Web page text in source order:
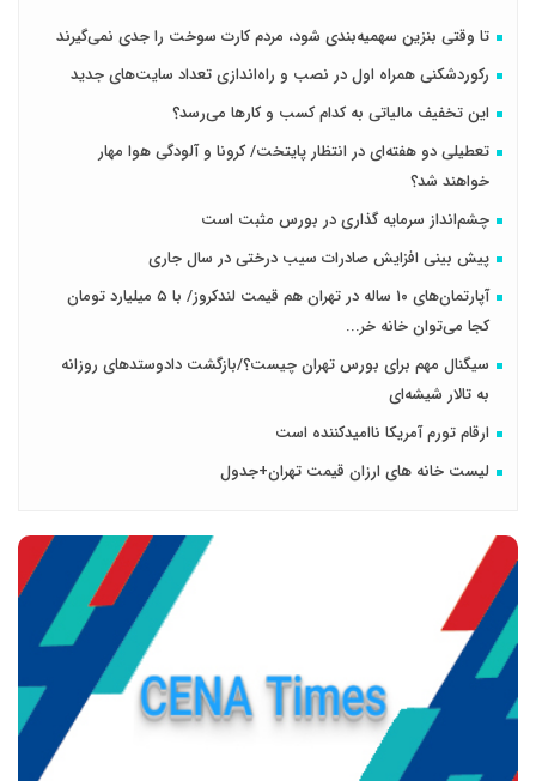
تا وقتی بنزین سهمیه‌بندی شود، مردم کارت سوخت را جدی نمی‌گیرند
رکوردشکنی همراه اول در نصب و راه‌اندازی تعداد سایت‌های جدید
این تخفیف مالیاتی به کدام کسب و کارها می‌رسد؟
تعطیلی دو هفته‌ای در انتظار پایتخت/ کرونا و آلودگی هوا مهار
خواهند شد؟
چشم‌انداز سرمایه گذاری در بورس مثبت است
پیش بینی افزایش صادرات سیب درختی در سال جاری
آپارتمان‌های ۱۰ ساله در تهران هم قیمت لندکروز/ با ۵ میلیارد تومان
کجا می‌توان خانه خر...
سیگنال مهم برای بورس تهران چیست؟/بازگشت دادوستدهای روزانه
به تالار شیشه‌ای
ارقام تورم آمریکا ناامیدکننده است
لیست خانه های ارزان قیمت تهران+جدول